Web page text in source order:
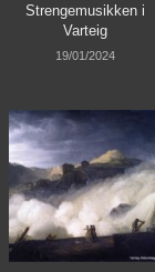
Strengemusikken i
Varteig
19/01/2024